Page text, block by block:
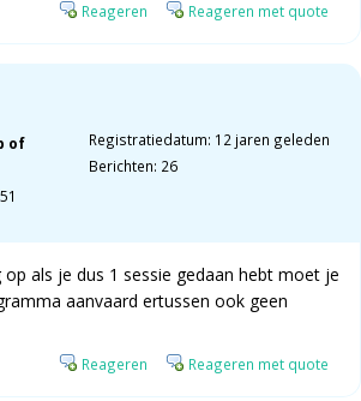
Reageren Reageren met quote
of
Registratiedatum: 12 jaren geleden
Berichten: 26
op als je dus 1 sessie gedaan hebt moet je
aanvaard ertussen ook geen
Reageren Reageren met quote